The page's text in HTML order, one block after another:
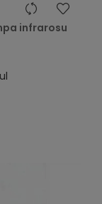
infrarosu